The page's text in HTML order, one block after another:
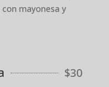
mayonesa y
$30